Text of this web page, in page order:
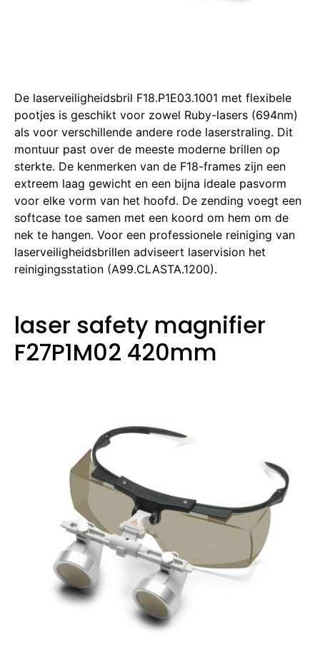
De laserveiligheidsbril F18.P1E03.1001 met flexibele
pootjes is geschikt voor zowel Ruby-lasers (694nm)
als voor verschillende andere rode laserstraling. Dit
montuur past over de meeste moderne brillen op
sterkte. De kenmerken van de F18-frames zijn een
extreem laag gewicht en een bijna ideale pasvorm
voor elke vorm van het hoofd. De zending voegt een
softcase toe samen met een koord om hem om de
nek te hangen. Voor een professionele reiniging van
laserveiligheidsbrillen adviseert laservision het
reinigingsstation (A99.CLASTA.1200).
laser safety magnifier
F27P1M02 420mm